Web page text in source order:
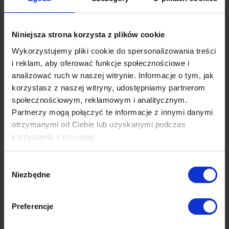
Niniejsza strona korzysta z plików cookie
Wykorzystujemy pliki cookie do spersonalizowania treści
i reklam, aby oferować funkcje społecznościowe i
analizować ruch w naszej witrynie. Informacje o tym, jak
korzystasz z naszej witryny, udostępniamy partnerom
społecznościowym, reklamowym i analitycznym.
Partnerzy mogą połączyć te informacje z innymi danymi
otrzymanymi od Ciebie lub uzyskanymi podczas
korzystania z ich usług.
Polityki Prywatności Google
zgody
Niezbędne
Preferencje
sprzedawanego produktu, ale o pozyskanie kilku-,
kilkunastu- bądź kilkudziesięciu tysięcy złotych w
Należy brać pod uwagę fakt, że to obliczenia
statystyczne, uśrednione; dlatego, nim zechcemy
obliczyć CLV, pamiętajmy o segmentacji klientów
względem kanału ich akwizycji. Zupełnie inaczej
mogą zachowywać się konsumenci, którzy
korzystają z naszej oferty poprzez przesyłane im
w ramach newslettera rabaty, zupełnie inaczej ci,
działania content marketingowe, a jeszcze inaczej
Różnicuje ich poziom retencji, średnia wartość